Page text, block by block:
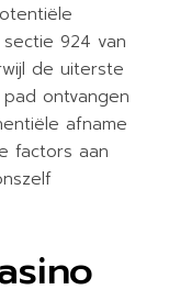
924 van
de uiterste
ontvangen
afname
factors aan